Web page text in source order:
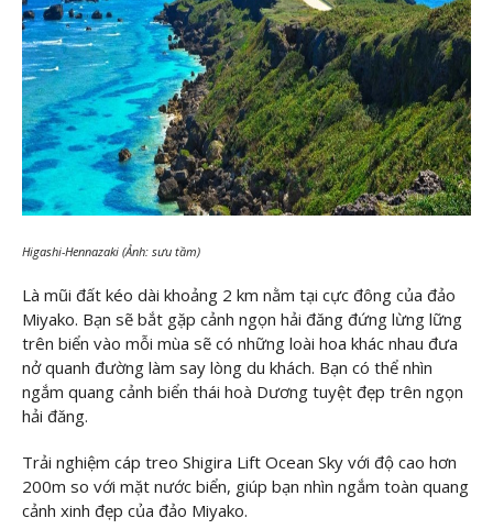
Higashi-Hennazaki (Ảnh: sưu tầm)
Là mũi đất kéo dài khoảng 2 km nằm tại cực đông của đảo
Miyako. Bạn sẽ bắt gặp cảnh ngọn hải đăng đứng lừng lững
trên biển vào mỗi mùa sẽ có những loài hoa khác nhau đưa
nở quanh đường làm say lòng du khách. Bạn có thể nhìn
ngắm quang cảnh biển thái hoà Dương tuyệt đẹp trên ngọn
hải đăng.
Trải nghiệm cáp treo Shigira Lift Ocean Sky với độ cao hơn
200m so với mặt nước biển, giúp bạn nhìn ngắm toàn quang
cảnh xinh đẹp của đảo Miyako.